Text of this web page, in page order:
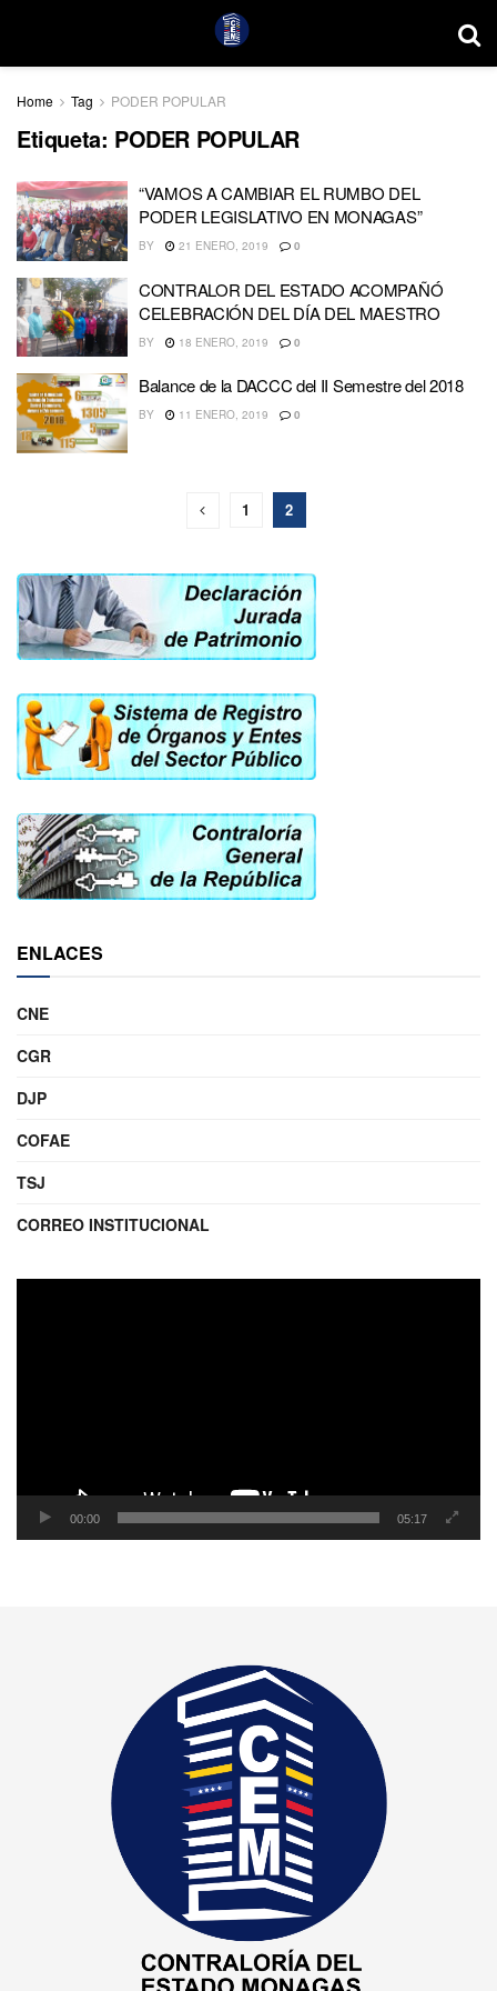
Home Tag PODER POPULAR
Etiqueta: PODER POPULAR
“VAMOS A CAMBIAR EL RUMBO DEL
PODER LEGISLATIVO EN MONAGAS”
BY 21 ENERO, 2019 0
CONTRALOR DEL ESTADO ACOMPAÑÓ
CELEBRACIÓN DEL DÍA DEL MAESTRO
BY 18 ENERO, 2019 0
Balance de la DACCC del II Semestre del 2018
BY 11 ENERO, 2019 0
1 2
ENLACES
CNE
CGR
DJP
COFAE
TSJ
CORREO INSTITUCIONAL
00:00 05:17